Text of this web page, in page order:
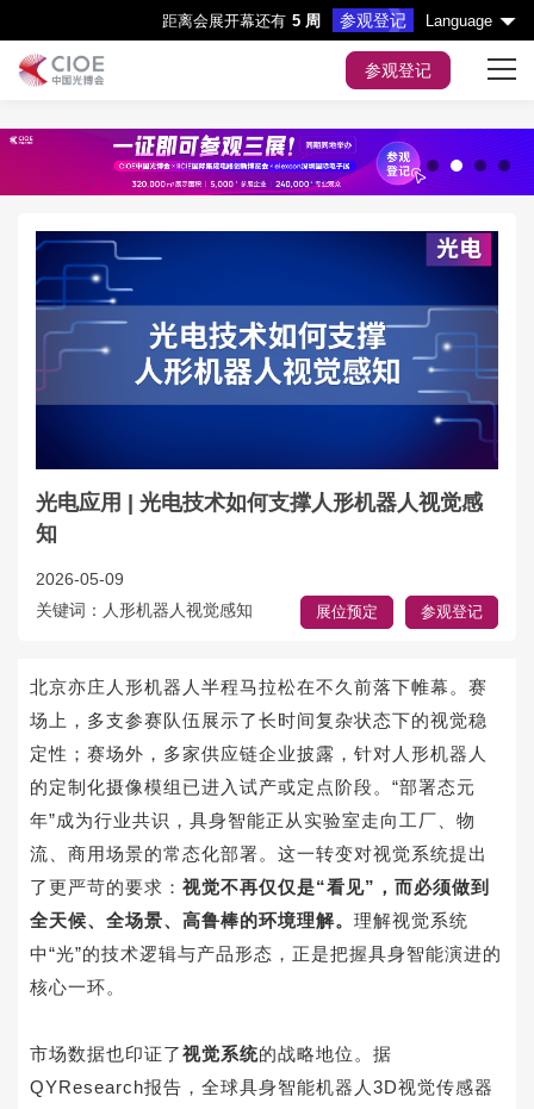
参观登记
距离会展开幕还有 5 周 参观登记 Language
首页
展会主题
展商服务
观众服务
会议&活动
展会指引
光电应用 | 光电技术如何支撑人形机器人视觉感
知
2026-05-09
关键词：人形机器人视觉感知
展位预定 参观登记
北京亦庄人形机器人半程马拉松在不久前落下帷幕。赛
场上，多支参赛队伍展示了长时间复杂状态下的视觉稳
定性；赛场外，多家供应链企业披露，针对人形机器人
的定制化摄像模组已进入试产或定点阶段。“部署态元
年”成为行业共识，具身智能正从实验室走向工厂、物
流、商用场景的常态化部署。这一转变对视觉系统提出
了更严苛的要求： 视觉不再仅仅是“看见”，而必须做到
全天候、全场景、高鲁棒的环境理解。 理解视觉系统
中“光”的技术逻辑与产品形态，正是把握具身智能演进的
核心一环。
市场数据也印证了视觉系统的战略地位。据
QYResearch报告，全球具身智能机器人 3D视觉传感器